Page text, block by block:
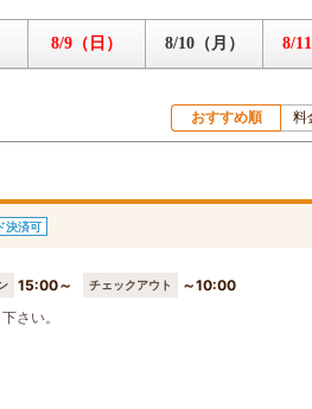
8/9（日） 8/10（月） 8/
おすすめ順 料
決済可
15:00～ チェックアウト
～10:00
さい。